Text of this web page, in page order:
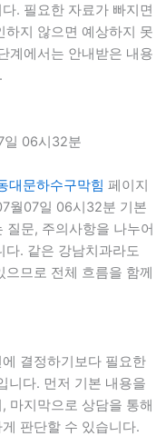
. 필요한 자료가 빠지면
하지 않으면 예상하지 못
계에서는 안내받은 내용
일 06시32분
대문하수구막힘 페이지
월07일 06시32분 기본
질문, 주의사항을 나누어
다. 같은 강남치과라도
므로 전체 흐름을 함께
결정하기보다 필요한
니다. 먼저 기본 내용을
마지막으로 상담을 통해
판단할 수 있습니다.